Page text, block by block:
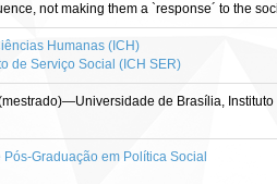
not making them a `response´ to the
Humanas (ICH)
de Serviço Social (ICH SER)
de Brasília,
Pós-Graduação em Política Social